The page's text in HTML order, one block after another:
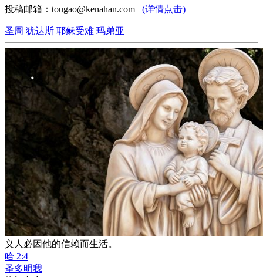
投稿邮箱：tougao@kenahan.com (详情点击)
圣周 犹达斯 耶稣受难 玛弟亚
义人必因他的信赖而生活。
哈 2:4
圣多明我